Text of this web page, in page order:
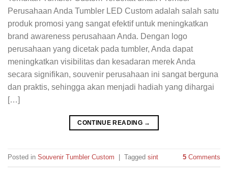
Perusahaan Anda Tumbler LED Custom adalah salah satu
produk promosi yang sangat efektif untuk meningkatkan
brand awareness perusahaan Anda. Dengan logo
perusahaan yang dicetak pada tumbler, Anda dapat
meningkatkan visibilitas dan kesadaran merek Anda
secara signifikan, souvenir perusahaan ini sangat berguna
dan praktis, sehingga akan menjadi hadiah yang dihargai
[…]
CONTINUE READING →
Posted in Souvenir Tumbler Custom Tagged sint 5 Comments